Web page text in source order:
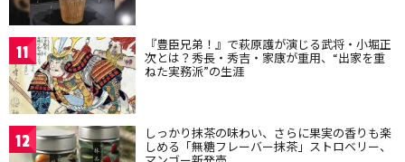
11 『豊臣兄弟！』で萩原護が演じる武将・小堀正
次とは？秀長・秀吉・家康が重用、“出家を重
ねた実務派”の生涯
12 しっかり抹茶の味わい、さらに果実の香りも楽
しめる「無糖フレーバー抹茶」ストロベリー、